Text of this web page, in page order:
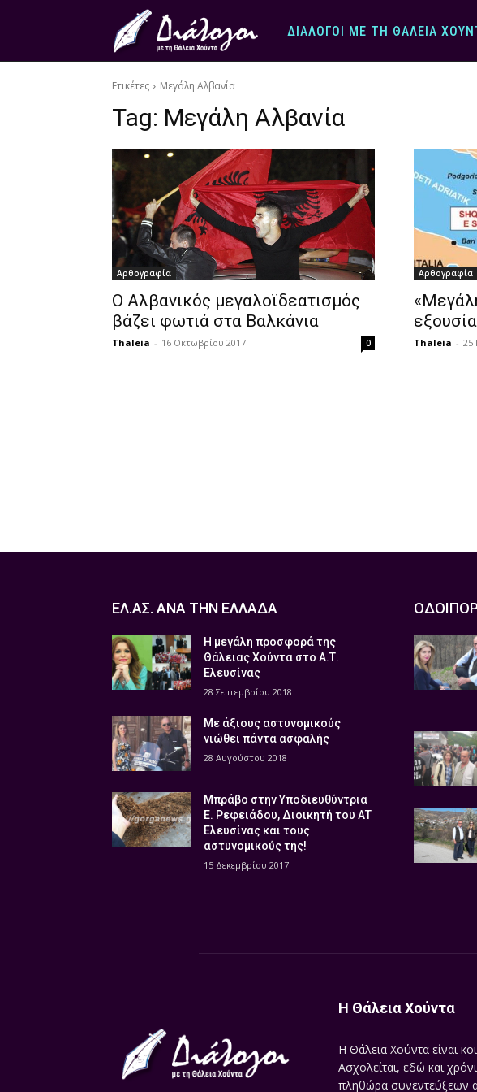
ΔΙΆΛΟΓΟΙ ΜΕ ΤΗ ΘΆΛΕΙΑ
Ετικέτες Μεγάλη Αλβανία
Tag: Μεγάλη Αλβανία
Αρθογραφία
Ο Αλβανικός μεγαλοϊδεατισμός
βάζει φωτιά στα Βαλκάνια
Thaleia - 16 Οκτωβρίου 2017 0
Αρθογραφία
Thaleia - 25
ΕΛ.ΑΣ. ΑΝΑ ΤΗΝ ΕΛΛΑΔΑ
Η μεγάλη προσφορά της
Θάλειας Χούντα στο Α.Τ.
Ελευσίνας
28 Σεπτεμβρίου 2018
Με άξιους αστυνομικούς
νιώθει πάντα ασφαλής
28 Αυγούστου 2018
Μπράβο στην Υποδιευθύντρια
Ε. Ρεφειάδου, Διοικητή του ΑΤ
Ελευσίνας και τους
αστυνομικούς της!
15 Δεκεμβρίου 2017
Η Θάλεια Χούντα
Η Θάλεια Χούντα είναι
Ασχολείται, εδώ και
πληθώρα συνεντεύξεων